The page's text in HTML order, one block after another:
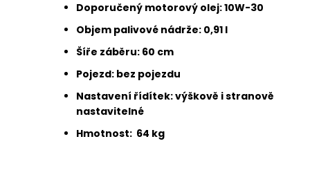
Doporučený motorový olej: 10W-30
Objem palivové nádrže: 0,91 l
Šíře záběru: 60 cm
Pojezd: bez pojezdu
Nastavení řídítek: výškově i stranově
nastavitelné
Hmotnost: 64 kg